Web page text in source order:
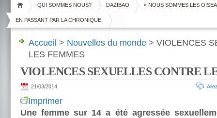
QUI SOMMES NOUS? DAZIBAO « NOUS SOMMES LES
EN PASSANT PAR LA CHRONIQUE
Accueil > Nouvelles du monde > VIOLENCES
LES FEMMES
VIOLENCES SEXUELLES CONTRE
21/03/2014
Imprimer
Une femme sur 14 a été agressée